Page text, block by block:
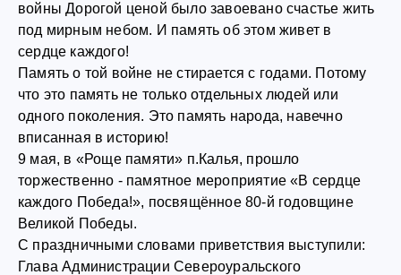
войны Дорогой ценой было завоевано счастье жить
под мирным небом. И память об этом живет в
сердце каждого!
Память о той войне не стирается с годами. Потому
что это память не только отдельных людей или
одного поколения. Это память народа, навечно
вписанная в историю!
9 мая, в «Роще памяти» п.Калья, прошло
торжественно - памятное мероприятие «В сердце
каждого Победа!», посвящённое 80-й годовщине
Великой Победы.
С праздничными словами приветствия выступили:
Глава Администрации Североуральского